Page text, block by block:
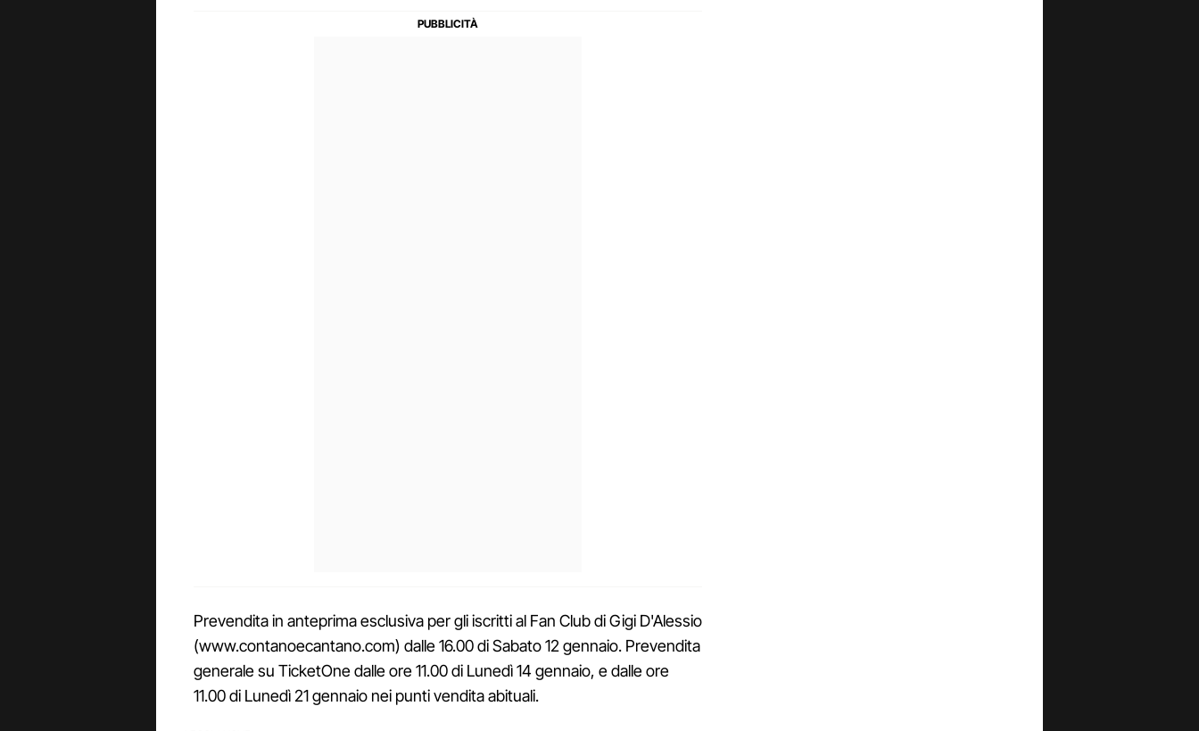
Prevendita in anteprima esclusiva per gli iscritti al Fan Club di Gigi D'Alessio
(www.contanoecantano.com) dalle 16.00 di Sabato 12 gennaio. Prevendita
generale su TicketOne dalle ore 11.00 di Lunedì 14 gennaio, e dalle ore
11.00 di Lunedì 21 gennaio nei punti vendita abituali.